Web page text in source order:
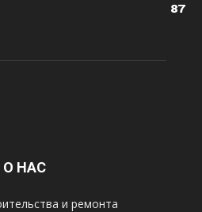
87
О НАС
и ремонта